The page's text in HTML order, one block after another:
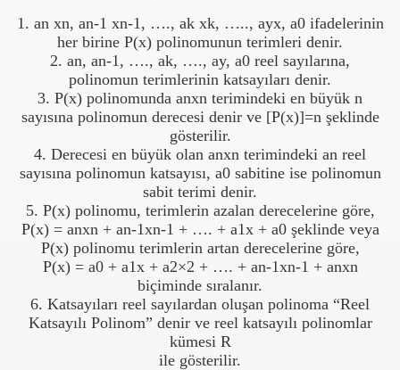
1. an xn, an-1 xn-1, …., ak xk, ….., ayx, a0 ifadelerinin
her birine P(x) polinomunun terimleri denir.
2. an, an-1, …., ak, …., ay, a0 reel sayılarına,
polinomun terimlerinin katsayıları denir.
3. P(x) polinomunda anxn terimindeki en büyük n
sayısına polinomun derecesi denir ve [P(x)]=n şeklinde
gösterilir.
4. Derecesi en büyük olan anxn terimindeki an reel
sayısına polinomun katsayısı, a0 sabitine ise polinomun
sabit terimi denir.
5. P(x) polinomu, terimlerin azalan derecelerine göre,
P(x) = anxn + an-1xn-1 + …. + a1x + a0 şeklinde veya
P(x) polinomu terimlerin artan derecelerine göre,
P(x) = a0 + a1x + a2×2 + …. + an-1xn-1 + anxn
biçiminde sıralanır.
6. Katsayıları reel sayılardan oluşan polinoma “Reel
Katsayılı Polinom” denir ve reel katsayılı polinomlar
kümesi R
ile gösterilir.